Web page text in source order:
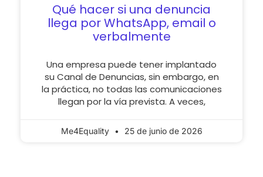
Qué hacer si una denuncia
llega por WhatsApp, email o
verbalmente
Una empresa puede tener implantado
su Canal de Denuncias, sin embargo, en
la práctica, no todas las comunicaciones
llegan por la vía prevista. A veces,
Me4Equality 25 de junio de 2026